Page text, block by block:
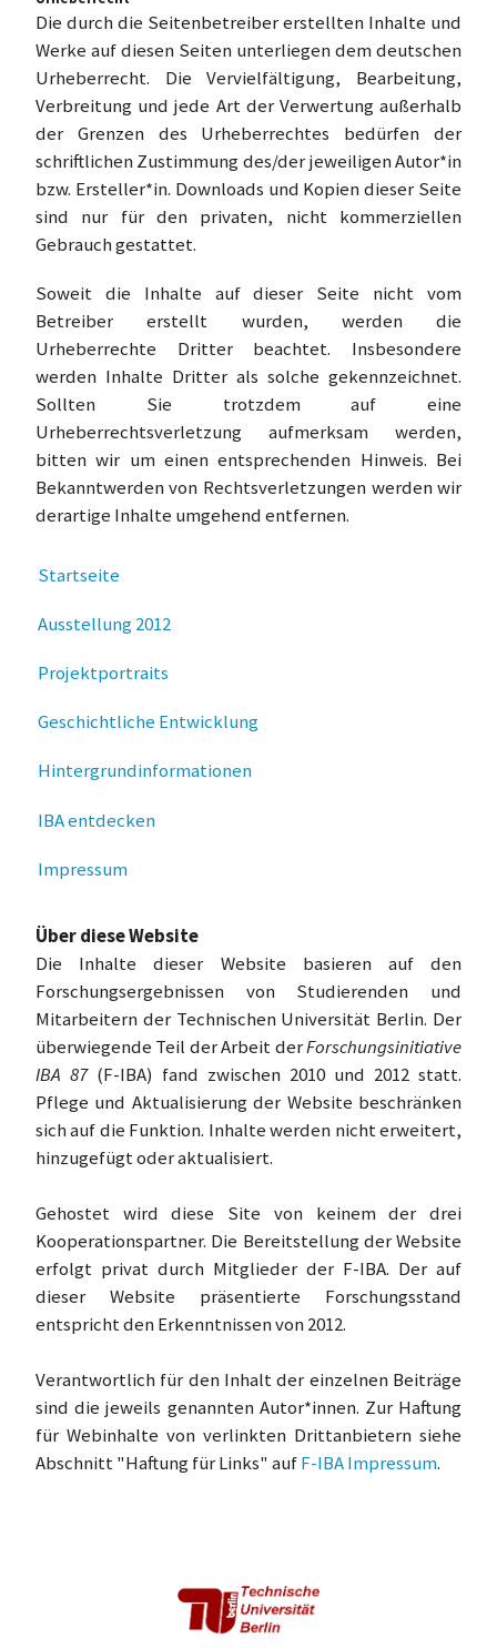
Die durch die Seitenbetreiber erstellten Inhalte und
Werke auf diesen Seiten unterliegen dem deutschen
Urheberrecht. Die Vervielfältigung, Bearbeitung,
Verbreitung und jede Art der Verwertung außerhalb
der Grenzen des Urheberrechtes bedürfen der
schriftlichen Zustimmung des/der jeweiligen Autor*in
bzw. Ersteller*in. Downloads und Kopien dieser Seite
sind nur für den privaten, nicht kommerziellen
Gebrauch gestattet.
Soweit die Inhalte auf dieser Seite nicht vom
Betreiber erstellt wurden, werden die
Urheberrechte Dritter beachtet. Insbesondere
werden Inhalte Dritter als solche gekennzeichnet.
Sollten Sie trotzdem auf eine
Urheberrechtsverletzung aufmerksam werden,
bitten wir um einen entsprechenden Hinweis. Bei
Bekanntwerden von Rechtsverletzungen werden wir
derartige Inhalte umgehend entfernen.
Startseite
Ausstellung 2012
Projektportraits
Geschichtliche Entwicklung
Hintergrundinformationen
IBA entdecken
Impressum
Über diese Website
Die Inhalte dieser Website basieren auf den
Forschungsergebnissen von Studierenden und
Mitarbeitern der Technischen Universität Berlin. Der
überwiegende Teil der Arbeit derForschungsinitiative
IBA 87(F-IBA) fand zwischen 2010 und 2012 statt.
Pflege und Aktualisierung der Website beschränken
sich auf die Funktion. Inhalte werden nicht erweitert,
hinzugefügt oder aktualisiert.
Gehostet wird diese Site von keinem der drei
Kooperationspartner. Die Bereitstellung der Website
erfolgt privat durch Mitglieder der F-IBA. Der auf
dieser Website präsentierte Forschungsstand
entspricht den Erkenntnissen von 2012.
Verantwortlich für den Inhalt der einzelnen Beiträge
sind die jeweils genannten Autor*innen. Zur Haftung
für Webinhalte von verlinkten Drittanbietern siehe
Abschnitt "Haftung für Links" aufF-IBA Impressum.